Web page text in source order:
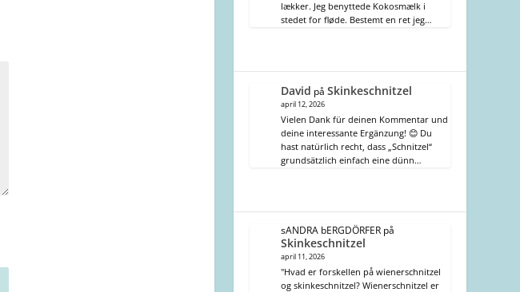
lækker. Jeg benyttede Kokosmælk i
stedet for fløde. Bestemt en ret jeg…
David påSkinkeschnitzel
april 12, 2026
Vielen Dank für deinen Kommentar und
deine interessante Ergänzung! 😊 Du
hast natürlich recht, dass „Schnitzel“
grundsätzlich einfach eine dünn…
sANDRA bERGDÖRFER på
Skinkeschnitzel
april 11, 2026
"Hvad er forskellen på wienerschnitzel
og skinkeschnitzel? Wienerschnitzel er